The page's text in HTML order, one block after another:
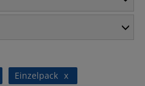
x
Einzelpack